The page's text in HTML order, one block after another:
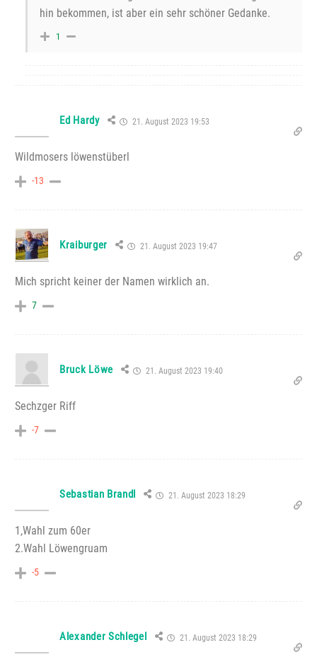
hin bekommen, ist aber ein sehr schöner Gedanke.
1
Ed Hardy 21. August 2023 19:53
Wildmosers löwenstüberl
-13
Kraiburger 21. August 2023 19:47
Mich spricht keiner der Namen wirklich an.
7
Bruck Löwe 21. August 2023 19:40
Sechzger Riff
-7
Sebastian Brandl 21. August 2023 18:29
1,Wahl zum 60er
2.Wahl Löwengruam
-5
Alexander Schlegel 21. August 2023 18:29